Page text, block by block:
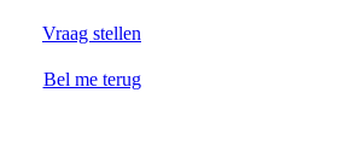
Vraag stellen
Bel me terug